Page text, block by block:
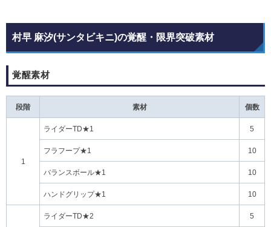
村早 麻汐(サンタビキニ)の覚醒・限界突破素材
覚醒素材
段階 素材 個数
1
ライダーTD★1 5
フラフープ★1 10
バランスボール★1 10
ハンドグリップ★1 10
ライダーTD★2 5